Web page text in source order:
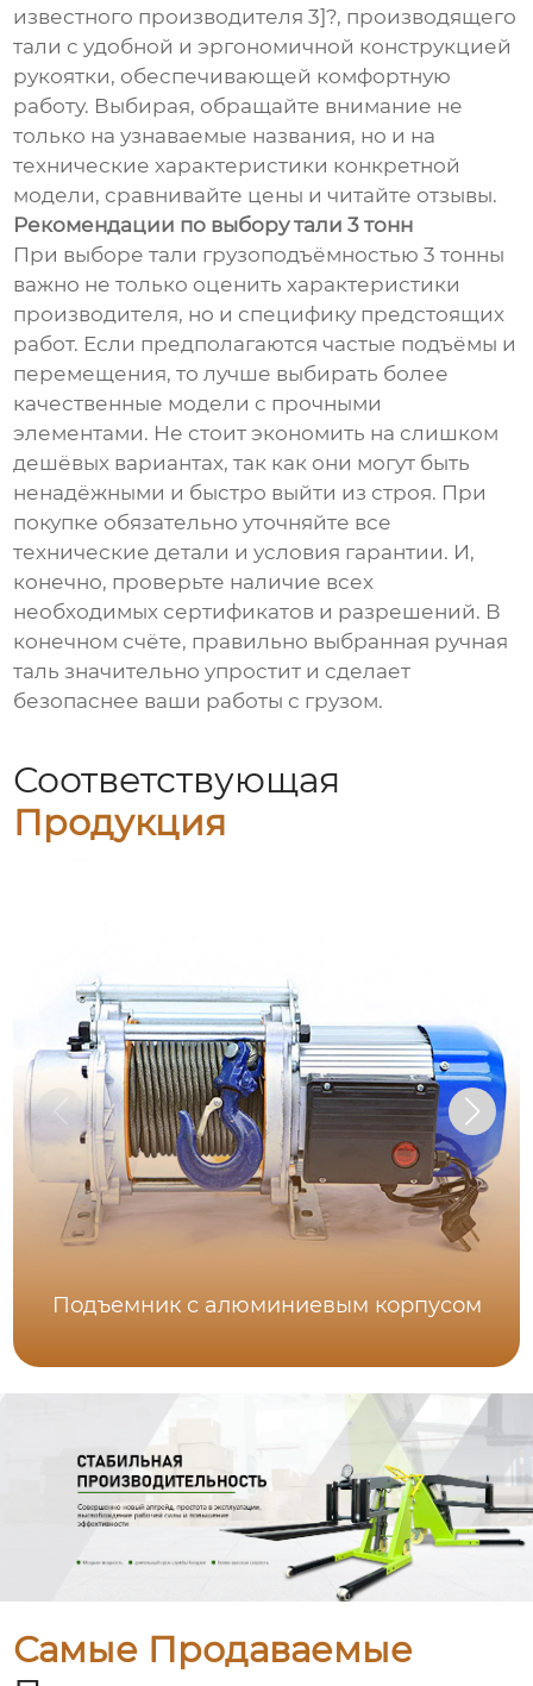
известного производителя 3]?, производящего
тали с удобной и эргономичной конструкцией
рукоятки, обеспечивающей комфортную
работу. Выбирая, обращайте внимание не
только на узнаваемые названия, но и на
технические характеристики конкретной
модели, сравнивайте цены и читайте отзывы.
Рекомендации по выбору тали 3 тонн
При выборе тали грузоподъёмностью 3 тонны
важно не только оценить характеристики
производителя, но и специфику предстоящих
работ. Если предполагаются частые подъёмы и
перемещения, то лучше выбирать более
качественные модели с прочными
элементами. Не стоит экономить на слишком
дешёвых вариантах, так как они могут быть
ненадёжными и быстро выйти из строя. При
покупке обязательно уточняйте все
технические детали и условия гарантии. И,
конечно, проверьте наличие всех
необходимых сертификатов и разрешений. В
конечном счёте, правильно выбранная ручная
таль значительно упростит и сделает
безопаснее ваши работы с грузом.
Соответствующая
Продукция
Подъемник с алюминиевым корпусом
Самые Продаваемые